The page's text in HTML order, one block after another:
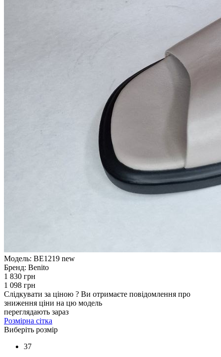
Модель: BE1219 new
Бренд: Benito
1 830 грн
1 098 грн
Слідкувати за ціною ? Ви отримаєте повідомлення про
зниження ціни на цю модель
переглядають зараз
Розмірна сітка
Виберіть розмір
37